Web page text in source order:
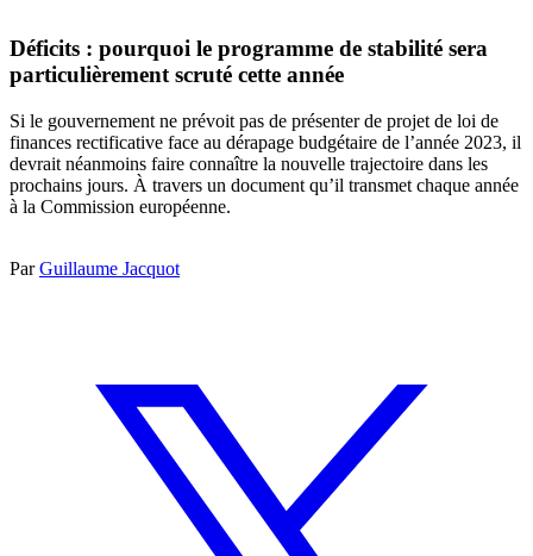
Déficits : pourquoi le programme de stabilité sera
particulièrement scruté cette année
Si le gouvernement ne prévoit pas de présenter de projet de loi de
finances rectificative face au dérapage budgétaire de l’année 2023, il
devrait néanmoins faire connaître la nouvelle trajectoire dans les
prochains jours. À travers un document qu’il transmet chaque année
à la Commission européenne.
ParGuillaume Jacquot